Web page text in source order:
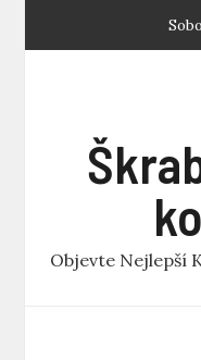
Objevte Nejlepší